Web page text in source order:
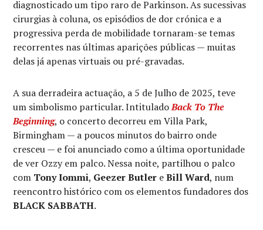
diagnosticado um tipo raro de Parkinson. As sucessivas
cirurgias à coluna, os episódios de dor crónica e a
progressiva perda de mobilidade tornaram-se temas
recorrentes nas últimas aparições públicas — muitas
delas já apenas virtuais ou pré-gravadas.
A sua derradeira actuação, a 5 de Julho de 2025, teve
um simbolismo particular. IntituladoBack To The
Beginning, o concerto decorreu em Villa Park,
Birmingham — a poucos minutos do bairro onde
cresceu — e foi anunciado como a última oportunidade
de ver Ozzy em palco. Nessa noite, partilhou o palco
com Tony Iommi, Geezer Butler eBill Ward, num
reencontro histórico com os elementos fundadores dos
BLACK SABBATH.